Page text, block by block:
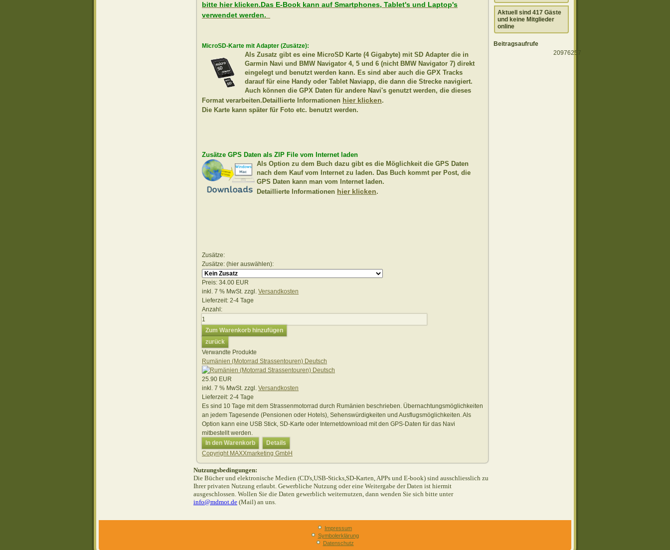
bitte hier klicken.Das E-Book kann auf Smartphones, Tablet's und Laptop's
verwendet werden.
MicroSD-Karte mit Adapter (Zusätze):
Als Zusatz gibt es eine MicroSD Karte (4 Gigabyte) mit SD Adapter die in
Garmin Navi und BMW Navigator 4, 5 und 6 (nicht BMW Navigator 7) direkt
eingelegt und benutzt werden kann. Es sind aber auch die GPX Tracks
darauf für eine Handy oder Tablet Naviapp, die dann die Strecke navigiert.
Auch können die GPX Daten für andere Navi's genutzt werden, die dieses
Format verarbeiten.Detaillierte Informationen hier klicken.
Die Karte kann später für Foto etc. benutzt werden.
Zusätze GPS Daten als ZIP File vom Internet laden
Als Option zu dem Buch dazu gibt es die Möglichkeit die GPS Daten
nach dem Kauf vom Internet zu laden. Das Buch kommt per Post, die
GPS Daten kann man vom Internet laden.
Detaillierte Informationen hier klicken.
Zusätze:
Zusätze: (hier auswählen):
Preis: 34.00 EUR
inkl. 7 % MwSt. zzgl. Versandkosten
Lieferzeit: 2-4 Tage
Anzahl:
Verwandte Produkte
Rumänien (Motorrad Strassentouren) Deutsch
25.90 EUR
inkl. 7 % MwSt. zzgl. Versandkosten
Lieferzeit: 2-4 Tage
Es sind 10 Tage mit dem Strassenmotorrad durch Rumänien beschrieben. Übernachtungsmöglichkeiten
an jedem Tagesende (Pensionen oder Hotels), Sehenswürdigkeiten und Ausflugsmöglichkeiten. Als
Option kann eine USB Stick, SD-Karte oder Internetdownload mit den GPS-Daten für das Navi
mitbestellt werden.
In den Warenkorb
Details
Copyright MAXXmarketing GmbH
Nutzungsbedingungen:
Die Bücher und elektronische Medien (CD's,USB-Sticks,SD-Karten, APPs und E-book) sind ausschliesslich zu
Ihrer privaten Nutzung erlaubt. Gewerbliche Nutzung oder eine Weitergabe der Daten ist hiermit
ausgeschlossen. Wollen Sie die Daten gewerblich weiternutzen, dann wenden Sie sich bitte unter
info@mdmot.de (Mail) an uns.
Aktuell sind 417 Gäste
und keine Mitglieder
online
Beitragsaufrufe
20976257
Impressum
Symbolerklärung
Datenschutz